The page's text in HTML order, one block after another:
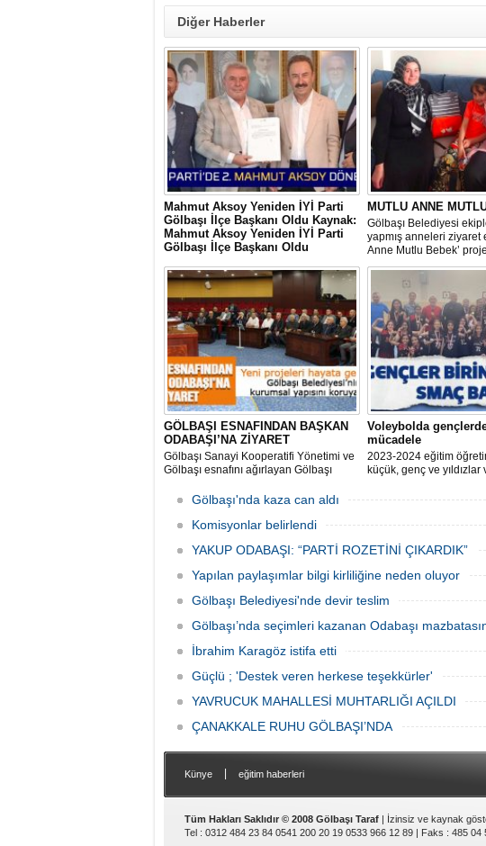
Diğer Haberler
Mahmut Aksoy Yeniden İYİ Parti
Gölbaşı İlçe Başkanı Oldu Kaynak:
Mahmut Aksoy Yeniden İYİ Parti
Gölbaşı İlçe Başkanı Oldu
Mahmut Aksoy Yeniden İYİ Parti Gölbaşı
İlçe Başkanı Oldu
MUTLU ANNE
Gölbaşı Belediyesi
yapmış anneleri ziyaret
Anne Mutlu Bebek’
hem içerisinde doğum
ediyor hem de
veriyor.
GÖLBAŞI ESNAFINDAN BAŞKAN
ODABAŞI’NA ZİYARET
Gölbaşı Sanayi Kooperatifi Yönetimi ve
Gölbaşı esnafını ağırlayan Gölbaşı
istişare ile yöneteceklerini belirterek
“Yeni projeleri hayata geçireceğiz.
Gölbaşı’mızın daha yaşanabilir, daha
Voleybolda
mücadele
2023-2024 eğitim
küçük, genç ve yıldızlar
Gölbaşı'nda kaza can aldı
Komisyonlar belirlendi
YAKUP ODABAŞI: “PARTİ ROZETİNİ ÇIKARDIK”
Yapılan paylaşımlar bilgi kirliliğine neden oluyor
Gölbaşı Belediyesi'nde devir teslim
Gölbaşı’nda seçimleri kazanan Odabaşı
İbrahim Karagöz istifa etti
Güçlü ; 'Destek veren herkese teşekkürler'
YAVRUCUK MAHALLESİ MUHTARLIĞI AÇILDI
ÇANAKKALE RUHU GÖLBAŞI’NDA
Künye eğitim haberleri
Tüm Hakları Saklıdır © 2008 Gölbaşı Taraf | İzinsiz ve kaynak
Tel : 0312 484 23 84 0541 200 20 19 0533 966 12 89 | Faks : 485 04